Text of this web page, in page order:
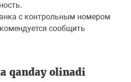
с контрольным номером
сообщить
qanday olinadi